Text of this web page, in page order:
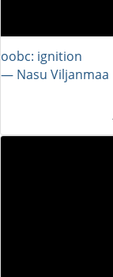
oobc: ignition
― Nasu Viljanmaa